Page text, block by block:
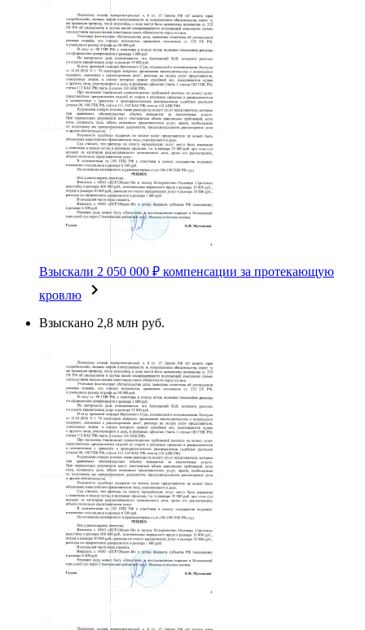
Взыскали 2 050 000 ₽ компенсации за протекающую
кровлю
Взыскано 2,8 млн руб.